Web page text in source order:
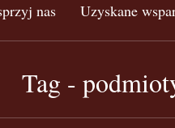
nas Uzyskane
Tag -